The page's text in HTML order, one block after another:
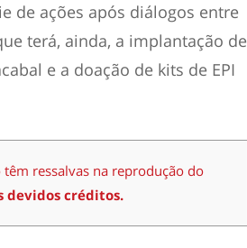
de ações após diálogos entre
terá, ainda, a implantação de
e a doação de kits de EPI
ressalvas na reprodução do
devidos créditos.